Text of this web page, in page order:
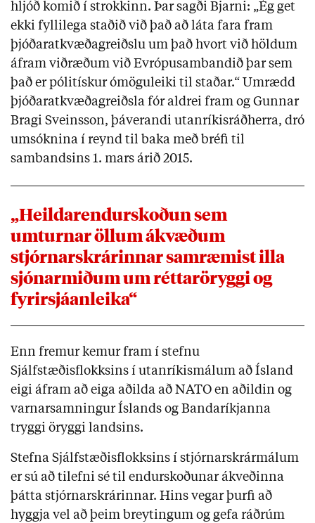
hljóð komið í strokkinn. Þar sagði Bjarni: „Ég get
ekki fyllilega staðið við það að láta fara fram
þjóðaratkvæðagreiðslu um það hvort við höldum
áfram viðræðum við Evrópusambandið þar sem
það er pólitískur ómöguleiki til staðar.“ Umrædd
þjóðaratkvæðagreiðsla fór aldrei fram og Gunnar
Bragi Sveinsson, þáverandi utanríkisráðherra, dró
umsóknina í reynd til baka með bréfi til
sambandsins 1. mars árið 2015.
„Heildarendurskoðun sem
umturnar öllum ákvæðum
stjórnarskrárinnar samræmist illa
sjónarmiðum um réttaröryggi og
fyrirsjáanleika“
Enn fremur kemur fram í stefnu
Sjálfstæðisflokksins í utanríkismálum að Ísland
eigi áfram að eiga aðilda að NATO en aðildin og
varnarsamningur Íslands og Bandaríkjanna
tryggi öryggi landsins.
Stefna Sjálfstæðisflokksins í stjórnarskrármálum
er sú að tilefni sé til endurskoðunar ákveðinna
þátta stjórnarskrárinnar. Hins vegar þurfi að
hyggja vel að þeim breytingum og gefa ráðrúm